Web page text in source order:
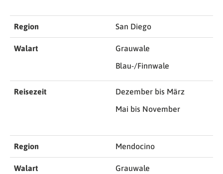
Region San Diego
Walart
Grauwale
Blau-/Finnwale
Reisezeit
Dezember bis März
Mai bis November
Region Mendocino
Walart Grauwale